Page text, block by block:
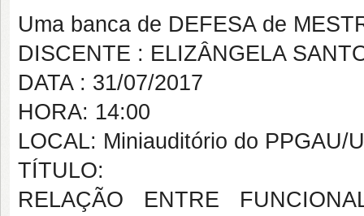
Uma banca de DEFESA de
DISCENTE : ELIZÂNGELA
DATA : 31/07/2017
HORA: 14:00
LOCAL: Miniauditório do PPGAU/
TÍTULO:
RELAÇÃO ENTRE